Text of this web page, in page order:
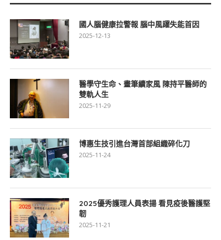
國人腦健康拉警報 腦中風躍失能首因
2025-12-13
醫學守生命、畫筆續家風 陳持平醫師的
雙軌人生
2025-11-29
博惠生技引進台灣首部組織碎化刀
2025-11-24
2025優秀護理人員表揚 看見疫後醫護堅
韌
2025-11-21